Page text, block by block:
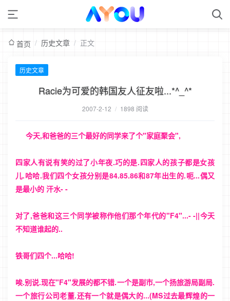
首页 / 历史文章 / 正文
历史文章
Racie为可爱的韩国友人征友啦...*^_^*
2007-2-12 / 1898 阅读
今天,和爸爸的三个最好的同学来了个"家庭聚会",
四家人有说有笑的过了小年夜.巧的是.四家人的孩子都是女孩
儿.哈哈.我们四个女孩分别是84.85.86和87年出生的.呃...偶又
是最小的 汗水- -
对了,爸爸和这三个同学被称作他们那个年代的"F4"...- -||今天
不知道谁起的..
铁哥们四个...哈哈!
唉.别说.现在"F4"发展的都不错.一个是副市,一个扬旅游局副局.
一个旅行公司老董.还有一个就是偶大的...(MS过去最辉煌的一